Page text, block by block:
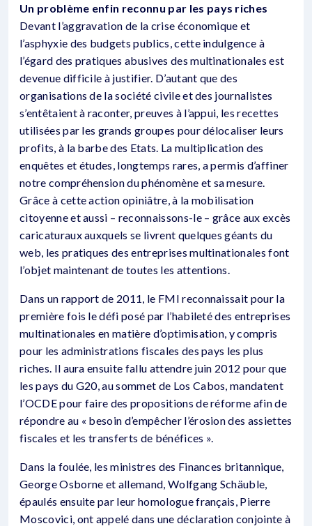
Un problème enfin reconnu par les pays riches
Devant l’aggravation de la crise économique et
l’asphyxie des budgets publics, cette indulgence à
l’égard des pratiques abusives des multinationales est
devenue difficile à justifier. D’autant que des
organisations de la société civile et des journalistes
s’entêtaient à raconter, preuves à l’appui, les recettes
utilisées par les grands groupes pour délocaliser leurs
profits, à la barbe des Etats. La multiplication des
enquêtes et études, longtemps rares, a permis d’affiner
notre compréhension du phénomène et sa mesure.
Grâce à cette action opiniâtre, à la mobilisation
citoyenne et aussi – reconnaissons-le – grâce aux excès
caricaturaux auxquels se livrent quelques géants du
web, les pratiques des entreprises multinationales font
l’objet maintenant de toutes les attentions.
Dans un rapport de 2011, le FMI reconnaissait pour la
première fois le défi posé par l’habileté des entreprises
multinationales en matière d’optimisation, y compris
pour les administrations fiscales des pays les plus
riches. Il aura ensuite fallu attendre juin 2012 pour que
les pays du G20, au sommet de Los Cabos, mandatent
l’OCDE pour faire des propositions de réforme afin de
répondre au « besoin d’empêcher l’érosion des assiettes
fiscales et les transferts de bénéfices ».
Dans la foulée, les ministres des Finances britannique,
George Osborne et allemand, Wolfgang Schäuble,
épaulés ensuite par leur homologue français, Pierre
Moscovici, ont appelé dans une déclaration conjointe à